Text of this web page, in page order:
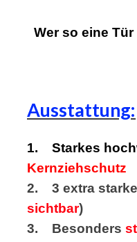
Wer so eine
Ausstattung:
1. Starkes
Kernziehschutz
2. 3 extra
sichtbar)
3. Besonders